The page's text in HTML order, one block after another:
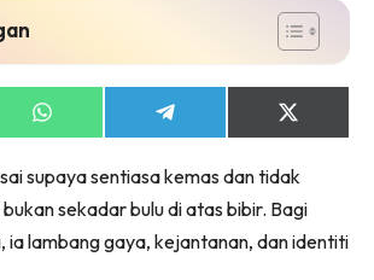
Share
on
Share
on
Share
on
(Twitter)
supaya sentiasa kemas dan tidak
sekadar bulu di atas bibir. Bagi
ia lambang gaya, kejantanan, dan identiti